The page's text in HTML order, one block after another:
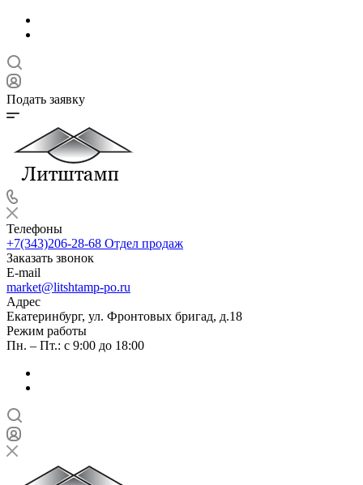
Подать заявку
Телефоны
+7(343)206-28-68 Отдел продаж
Заказать звонок
E-mail
market@litshtamp-po.ru
Адрес
Екатеринбург, ул. Фронтовых бригад, д.18
Режим работы
Пн. – Пт.: с 9:00 до 18:00